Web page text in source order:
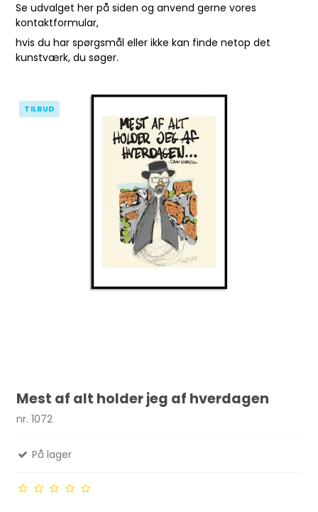
Se udvalget her på siden og anvend gerne vores
kontaktformular,
hvis du har spørgsmål eller ikke kan finde netop det
kunstværk, du søger.
TILBUD
Mest af alt holder jeg af hverdagen
nr. 1072
På lager